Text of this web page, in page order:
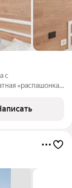
с
«paспaшoнкa»
м жилая):